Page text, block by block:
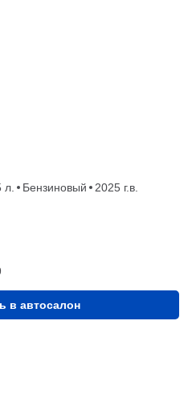
л. Бензиновый
2025 г.в.
в автосалон